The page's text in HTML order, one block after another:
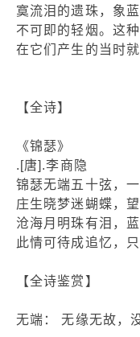
寞流泪的遗珠，象
不可即的轻烟。这
在它们产生的当时
【全诗】
《锦瑟》
.[唐].李商隐
锦瑟无端五十弦，
庄生晓梦迷蝴蝶，
沧海月明珠有泪，
此情可待成追忆，
【全诗鉴赏】
无端： 无缘无故，